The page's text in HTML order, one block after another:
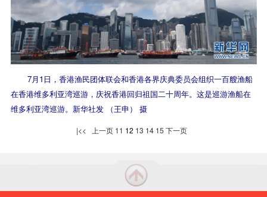
7月1日，香港渔民团体联会和香港各界庆典委员会组织一百艘渔船
在香港维多利亚湾巡游，庆祝香港回归祖国二十周年。这是巡游渔船在
维多利亚湾巡游。新华社发 （王申） 摄
|<< 上一页 11 12 13 14 15 下一页